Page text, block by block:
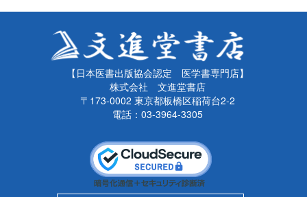
【日本医書出版協会認定 医学書専門店】
株式会社 文進堂書店
〒173-0002 東京都板橋区稲荷台2-2
電話：03-3964-3305